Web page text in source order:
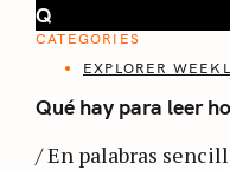
Q
CATEGORIES
EXPLORER
Qué hay para leer
/ En palabras